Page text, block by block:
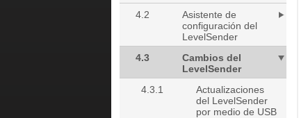
4.2
Asistente de
configuración del
LevelSender
4.3
Cambios del
LevelSender
4.3.1
Actualizaciones
del LevelSender
por medio de USB